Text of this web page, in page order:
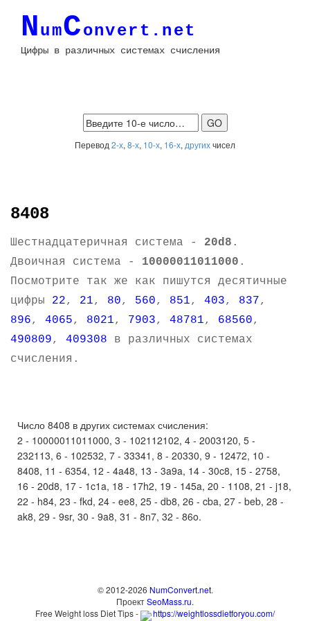
NumConvert.net
Цифры в различных системах счисления
Перевод 2-х, 8-х, 10-х, 16-х, другихчисел
8408
Шестнадцатеричная система - 20d8 .
Двоичная система - 10000011011000 .
Посмотрите так же как пишутся десятичные
цифры 22, 21, 80, 560, 851, 403, 837,
896, 4065, 8021, 7903, 48781, 68560,
490809, 409308 в различных системах
счисления.
Число 8408 в других системах счисления:
2 - 10000011011000, 3 - 102112102, 4 - 2003120, 5 -
232113, 6 - 102532, 7 - 33341, 8 - 20330, 9 - 12472, 10 -
8408, 11 - 6354, 12 - 4a48, 13 - 3a9a, 14 - 30c8, 15 - 2758,
16 - 20d8, 17 - 1c1a, 18 - 17h2, 19 - 145a, 20 - 1108, 21 - j18,
22 - h84, 23 - fkd, 24 - ee8, 25 - db8, 26 - cba, 27 - beb, 28 -
ak8, 29 - 9sr, 30 - 9a8, 31 - 8n7, 32 - 86o.
© 2012-2026 NumConvert.net.
ПроектSeoMass.ru.
Free Weight loss Diet Tips -
https://weightlossdietforyou.com/